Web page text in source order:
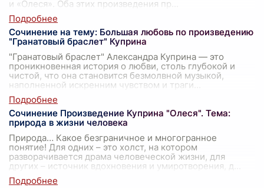
и «Олеся». Оба этих произведения пр
Сочинение на тему: Большая любовь по произведению
"Гранатовый браслет" Куприна
"Гранатовый браслет" Александра Куприна — это
проникновенная история о любви, столь глубокой и
чистой, что она становится безмолвной музыкой,
наполненной искренним чувством и траги
Сочинение Произведение Куприна "Олеся". Тема:
природа в жизни человека
Природа… Какое безграничное и многогранное
понятие! Для одних – это холст, на котором
разворачивается драма человеческой жизни, для
других – источник вдохновения и умиротворения, д